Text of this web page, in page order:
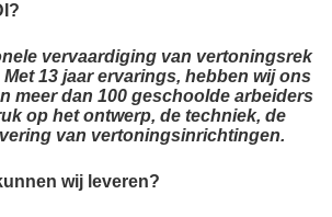
vervaardiging van vertoningsrek
13 jaar ervarings, hebben wij ons
meer dan 100 geschoolde arbeiders
op het ontwerp, de techniek, de
van vertoningsinrichtingen.
wij leveren?